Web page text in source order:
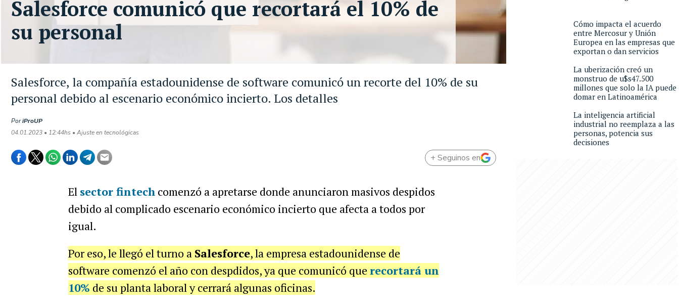
Salesforce, la compañía estadounidense de software comunicó un recorte del 10% de su
personal debido al escenario económico incierto. Los detalles
PoriProUP
04.01.2023 • 12:44hs • Ajuste en tecnológicas
Salesforce comunicó que recortará el 10% de
su personal
+ Seguinos en
El sector fintechcomenzó a apretarse donde anunciaron masivos despidos
debido al complicado escenario económico incierto que afecta a todos por
igual.
Por eso, le llegó el turno a Salesforce, la empresa estadounidense de
software comenzó el año con despdidos, ya que comunicó que recortará un
10% de su planta laboral y cerrará algunas oficinas.
Cómo impacta el acuerdo
entre Mercosur y Unión
Europea en las empresas que
exportan o dan servicios
La uberización creó un
monstruo de u$s47.500
millones que solo la IA puede
domar en Latinoamérica
La inteligencia artificial
industrial no reemplaza a las
personas, potencia sus
decisiones